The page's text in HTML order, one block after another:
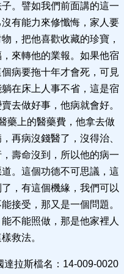
。譬如我們前面講的這一
有能力來修懺悔，家人要
，把他喜歡收藏的珍寶，
來轉他的業報。如果他宿
病要拖十年才會死，可見
在床上人事不省，這是宿
去做好事，他病就會好。
藥上的醫藥費，他拿去做
再病沒錢醫了，沒得治、
壽命沒到，所以他的病一
。這個功德不可思議，這
，有這個機緣，我們可以
接受，那又是一個問題。
不能照做，那是他家裡人
救法。
達拉斯檔名：14-009-0020